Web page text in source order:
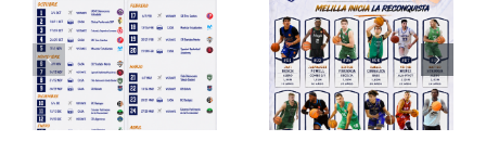
completa
su
proyecto
Copa
España
FEB para